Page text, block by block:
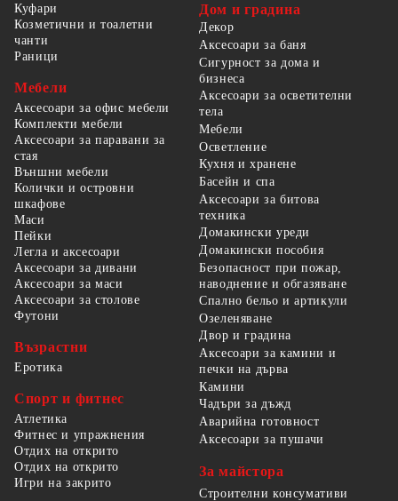
Куфари
Козметични и тоалетни
чанти
Раници
Мебели
Аксесоари за офис мебели
Комплекти мебели
Аксесоари за паравани за
стая
Външни мебели
Колички и островни
шкафове
Маси
Пейки
Легла и аксесоари
Аксесоари за дивани
Аксесоари за маси
Аксесоари за столове
Футони
Възрастни
Еротика
Спорт и фитнес
Атлетика
Фитнес и упражнения
Отдих на открито
Отдих на открито
Игри на закрито
Дом и градина
Декор
Аксесоари за баня
Сигурност за дома и
бизнеса
Аксесоари за осветителни
тела
Мебели
Осветление
Кухня и хранене
Басейн и спа
Аксесоари за битова
техника
Домакински уреди
Домакински пособия
Безопасност при пожар,
наводнение и обгазяване
Спално бельо и артикули
Озеленяване
Двор и градина
Аксесоари за камини и
печки на дърва
Камини
Чадъри за дъжд
Аварийна готовност
Аксесоари за пушачи
За майстора
Строителни консумативи